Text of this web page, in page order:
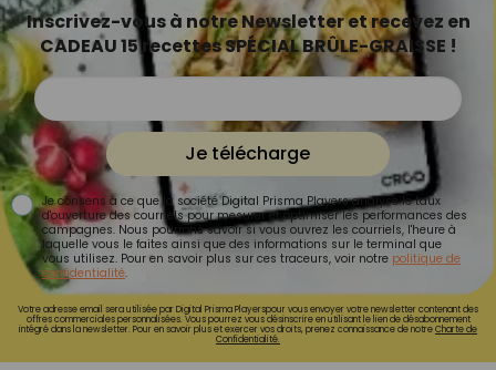
Inscrivez-vous à notre Newsletter et recevez en
CADEAU 15 recettes SPÉCIAL BRÛLE-GRAISSE !
Je télécharge
Je consens à ce que la société Digital Prisma Players analyse le taux
d'ouverture des courriels pour mesurer et optimiser les performances des
campagnes. Nous pourrons savoir si vous ouvrez les courriels, l'heure à
laquelle vous le faites ainsi que des informations sur le terminal que
vous utilisez. Pour en savoir plus sur ces traceurs, voir notre politique de
confidentialité.
Votre adresse email sera utilisée par Digital Prisma Playerspour vous envoyer votre newsletter contenant des
offres commerciales personnalisées. Vous pourrez vous désinscrire en utilisant le lien de désabonnement
intégré dans la newsletter. Pour en savoir plus et exercer vos droits, prenez connaissance de notreCharte de
Confidentialité.